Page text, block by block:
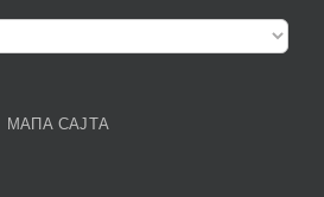
МАПА САЈТА